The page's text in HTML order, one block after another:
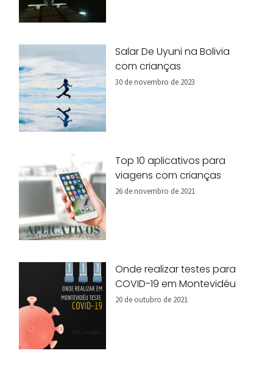
Salar De Uyuni na Bolivia
com crianças
30 de novembro de 2023
Top 10 aplicativos para
viagens com crianças
26 de novembro de 2021
Onde realizar testes para
COVID-19 em Montevidéu
20 de outubro de 2021